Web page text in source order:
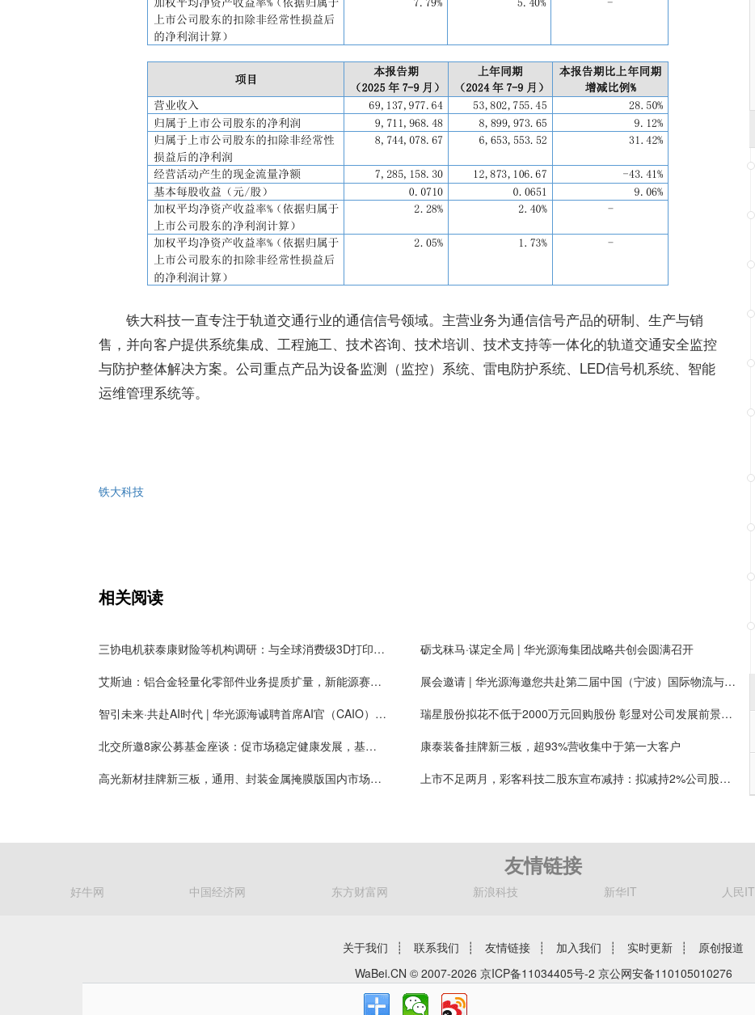
铁大科技一直专注于轨道交通行业的通信信号领域。主营业务为通信信号产品的研制、生产与销
售，并向客户提供系统集成、工程施工、技术咨询、技术培训、技术支持等一体化的轨道交通安全监控
与防护整体解决方案。公司重点产品为设备监测（监控）系统、雷电防护系统、LED信号机系统、智能
运维管理系统等。
铁大科技
相关阅读
三协电机获泰康财险等机构调研：与全球消费级3D打印头部企业拓竹长期合作，有望获得大量新增客户需求
砺戈秣马·谋定全局 | 华光源海集团战略共创会圆满召开
艾斯迪：铝合金轻量化零部件业务提质扩量，新能源赛道占比持续提高
展会邀请 | 华光源海邀您共赴第二届中国（宁波）国际物流与供应链博览会，展位号：T01
智引未来·共赴AI时代 | 华光源海诚聘首席AI官（CAIO），共创智慧物流新未来！
瑞星股份拟花不低于2000万元回购股份 彰显对公司发展前景的信心
北交所邀8家公募基金座谈：促市场稳定健康发展，基金称上市公司质量持续提升
康泰装备挂牌新三板，超93%营收集中于第一大客户
高光新材挂牌新三板，通用、封装金属掩膜版国内市场份额排名第一
上市不足两月，彩客科技二股东宣布减持：拟减持2%公司股份约可套现5008万元
友情链接
好牛网 中国经济网 东方财富网 新浪科技 新华IT 人民IT
关于我们 ┊ 联系我们 ┊ 友情链接 ┊ 加入我们 ┊ 实时更新 ┊
原创报道
WaBei.CN © 2007-2026 京ICP备11034405号-2 京公网安备110105010276
挖贝网专注于新三板、A股和港股报道